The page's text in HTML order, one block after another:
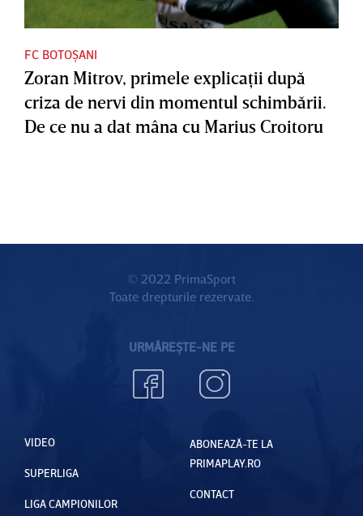
FC BOTOȘANI
Zoran Mitrov, primele explicaţii după
criza de nervi din momentul schimbării.
De ce nu a dat mâna cu Marius Croitoru
© 2022 PrimaSport
Toate drepturile rezervate.
URMĂREȘTE-NE PE
VIDEO
SUPERLIGA
LIGA CAMPIONILOR
ABONEAZĂ-TE LA
PRIMAPLAY.RO
CONTACT